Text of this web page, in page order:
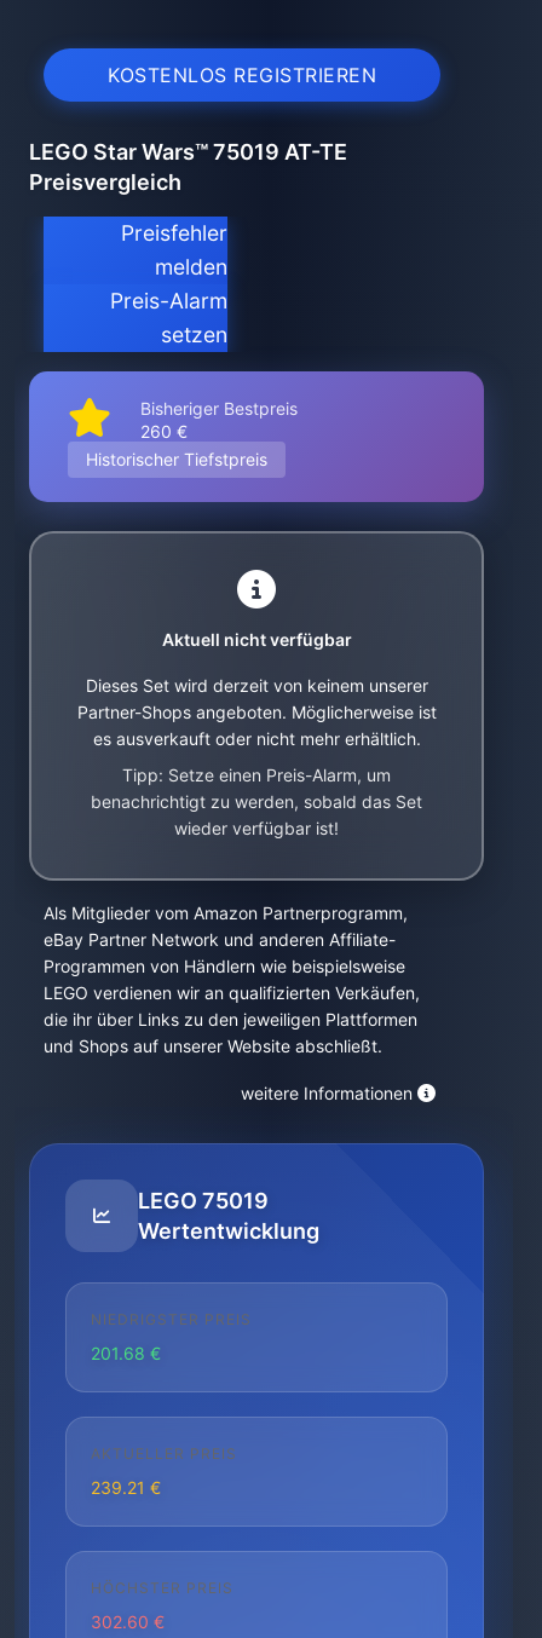
KOSTENLOS REGISTRIEREN
LEGO Star Wars™ 75019 AT-TE
Preisvergleich
Preisfehler
melden
Preis-Alarm
setzen
Bisheriger Bestpreis
260 €
Historischer Tiefstpreis
Aktuell nicht verfügbar
Dieses Set wird derzeit von keinem unserer
Partner-Shops angeboten. Möglicherweise ist
es ausverkauft oder nicht mehr erhältlich.
Tipp: Setze einen Preis-Alarm, um
benachrichtigt zu werden, sobald das Set
wieder verfügbar ist!
Als Mitglieder vom Amazon Partnerprogramm,
eBay Partner Network und anderen Affiliate-
Programmen von Händlern wie beispielsweise
LEGO verdienen wir an qualifizierten Verkäufen,
die ihr über Links zu den jeweiligen Plattformen
und Shops auf unserer Website abschließt.
weitere Informationen
LEGO 75019
Wertentwicklung
NIEDRIGSTER PREIS
201.68 €
AKTUELLER PREIS
239.21 €
HÖCHSTER PREIS
302.60 €